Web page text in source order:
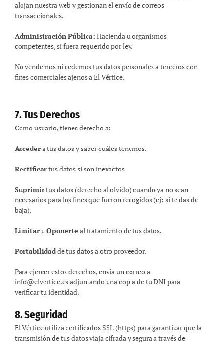
alojan nuestra web y gestionan el envío de correos
transaccionales.
Administración Pública: Hacienda u organismos
competentes, si fuera requerido por ley.
No vendemos ni cedemos tus datos personales a terceros con
fines comerciales ajenos a El Vértice.
7. Tus Derechos
Como usuario, tienes derecho a:
Accedera tus datos y saber cuáles tenemos.
Rectificartus datos si son inexactos.
Suprimirtus datos (derecho al olvido) cuando ya no sean
necesarios para los fines que fueron recogidos (ej: si te das de
baja).
LimitaruOponerte al tratamiento de tus datos.
Portabilidadde tus datos a otro proveedor.
Para ejercer estos derechos, envía un correo a
info@elvertice.es adjuntando una copia de tu DNI para
verificar tu identidad.
8. Seguridad
El Vértice utiliza certificados SSL (https) para garantizar que la
transmisión de tus datos viaja cifrada y segura a través de